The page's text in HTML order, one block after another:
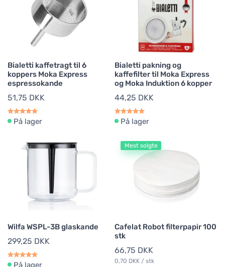
Bialetti kaffetragt til 6
koppers Moka Express
espressokande
51,75 DKK
På lager
Bialetti pakning og
kaffefilter til Moka Express
og Moka Induktion 6 kopper
44,25 DKK
På lager
Wilfa WSPL-3B glaskande
299,25 DKK
På lager
Mest solgte
Cafelat Robot filterpapir 100
stk
66,75 DKK
0,70 DKK / stk